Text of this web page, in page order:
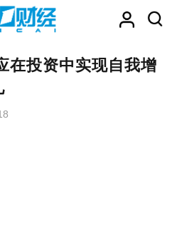
在投资中实现自我增